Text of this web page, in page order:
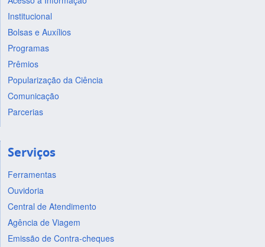
Institucional
Bolsas e Auxílios
Programas
Prêmios
Popularização da Ciência
Comunicação
Parcerias
Serviços
Ferramentas
Ouvidoria
Central de Atendimento
Agência de Viagem
Emissão de Contra-cheques